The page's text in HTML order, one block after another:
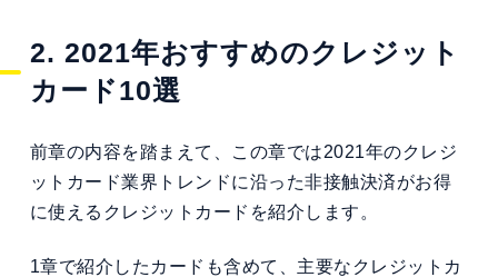
2. 2021年おすすめのクレジット
カード10選
前章の内容を踏まえて、この章では2021年のクレジ
ットカード業界トレンドに沿った非接触決済がお得
に使えるクレジットカードを紹介します。
1章で紹介したカードも含めて、主要なクレジットカ